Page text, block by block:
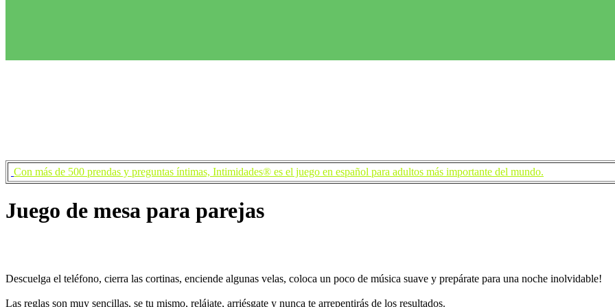
Con más de 500 prendas y preguntas íntimas, Intimidades® es el juego en español para adultos más importante del mundo.
Juego de mesa para parejas
Descuelga el teléfono, cierra las cortinas, enciende algunas velas, coloca un poco de música suave y prepárate para una noche inolvidable!
Las reglas son muy sencillas, se tu mismo, relájate, arriésgate y nunca te arrepentirás de los resultados.